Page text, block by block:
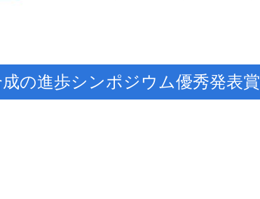
の進歩シンポジウム優秀発表賞